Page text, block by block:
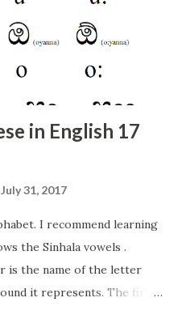
in English 17
July 31, 2017
I recommend learning
the Sinhala vowels .
is the name of the letter
it represents. The first